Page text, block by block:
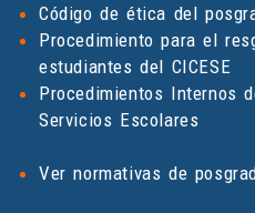
Código de ética del
Procedimiento para el
estudiantes del CICESE
Procedimientos Internos
Servicios Escolares
Ver normativas de